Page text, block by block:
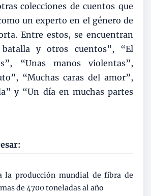
colecciones de cuentos que
un experto en el género de
Entre estos, se encuentran
y otros cuentos”, “El
“Unas manos violentas”,
“Muchas caras del amor”,
y “Un día en muchas partes
la producción mundial de fibra de
de 4700 toneladas al año